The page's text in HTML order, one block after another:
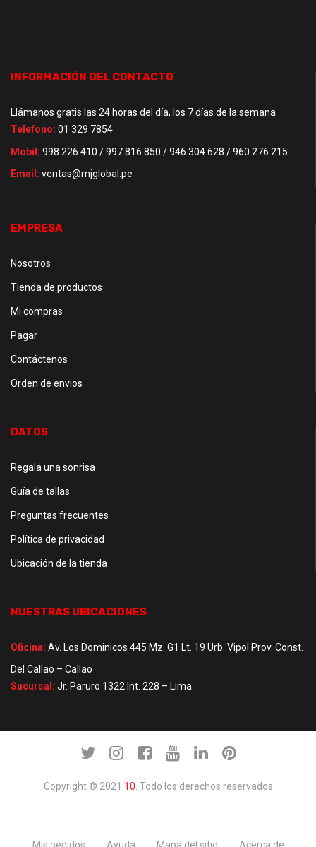
INFORMACIÓN DEL CONTACTO
Llámanos gratis las 24 horas del día, los 7 días de la semana
Telefono: 01 329 7854
Mobil: 998 226 410 / 997 816 850 / 946 304 628 / 960 276 215
Email: ventas@mjglobal.pe
EMPRESA
Nosotros
Tienda de productos
Mi compras
Pagar
Contáctenos
Orden de envios
DATOS
Regala una sonrisa
Guía de tallas
Preguntas frecuentes
Política de privacidad
Ubicación de la tienda
NUESTRAS UBICACIONES
Oficina: Av. Los Dominicos 445 Mz. G1 Lt. 19 Urb. Vipol Prov. Const.
Del Callao – Callao
Sucursal: Jr. Paruro 1322 Int. 228 – Lima
Copyright © 2021 10 . Todo los derechos reservados